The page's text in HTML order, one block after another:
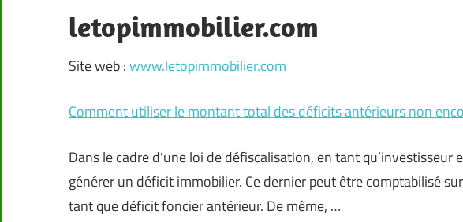
letopimmobilier.com
Site web :www.letopimmobilier.com
Comment utiliser le montant total des déficits antérieurs non
Dans le cadre d’une loi de défiscalisation, en tant
générer un déficit immobilier. Ce dernier peut être comptabilisé
tant que déficit foncier antérieur. De même, …